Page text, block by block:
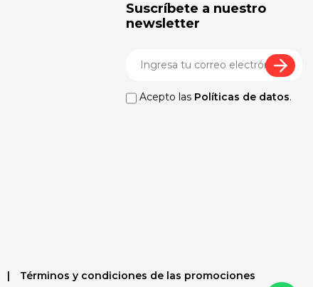
Suscríbete a nuestro
newsletter
Acepto las Políticas de datos.
Términos y condiciones de las promociones